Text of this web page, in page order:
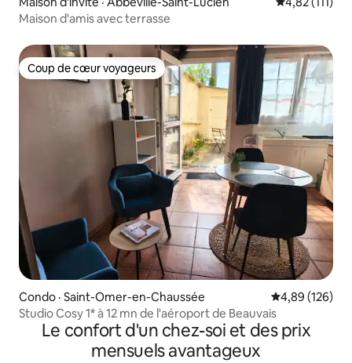
Maison d'amis avec terrasse
Coup de cœur voyageurs
Coup de cœur voyageurs
Condo · Saint-Omer-en-Chaussée Note
4,89 (126)
Studio Cosy 1* à 12 mn de l'aéroport de Beauvais
Le confort d'un chez-soi et des prix
mensuels avantageux